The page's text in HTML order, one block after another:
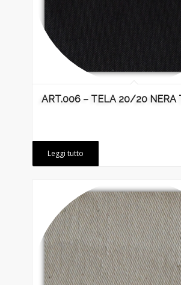
ART.006 – TELA 20/20 NERA
Leggi tutto